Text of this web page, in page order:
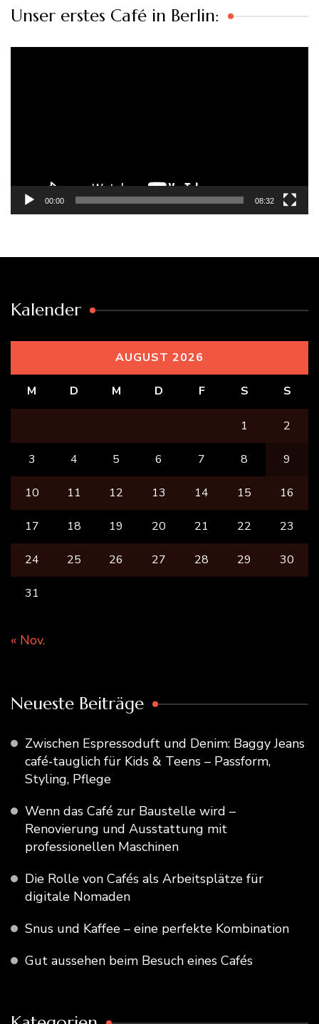
Unser erstes Café in Berlin:
00:00 08:32
Kalender
AUGUST 2026
M D M D F S S
1 2
3 4 5 6 7 8 9
10 11 12 13 14 15 16
17 18 19 20 21 22 23
24 25 26 27 28 29 30
31
« Nov.
Neueste Beiträge
Zwischen Espressoduft und Denim: Baggy Jeans
café‑tauglich für Kids & Teens – Passform,
Styling, Pflege
Wenn das Café zur Baustelle wird –
Renovierung und Ausstattung mit
professionellen Maschinen
Die Rolle von Cafés als Arbeitsplätze für
digitale Nomaden
Snus und Kaffee – eine perfekte Kombination
Gut aussehen beim Besuch eines Cafés